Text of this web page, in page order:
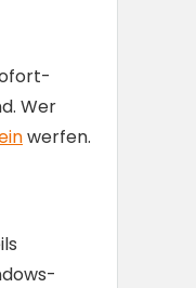
Wer
werfen.